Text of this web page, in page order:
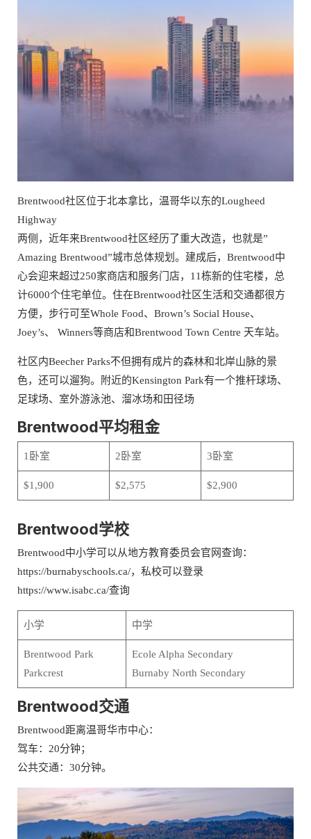
Brentwood社区位于北本拿比，温哥华以东的Lougheed
Highway
两侧，近年来Brentwood社区经历了重大改造，也就是”
Amazing Brentwood”城市总体规划。建成后，Brentwood中
心会迎来超过250家商店和服务门店，11栋新的住宅楼，总
计6000个住宅单位。住在Brentwood社区生活和交通都很方
方便，步行可至Whole Food、Brown’s Social House、
Joey’s、 Winners等商店和Brentwood Town Centre 天车站。
社区内Beecher Parks不但拥有成片的森林和北岸山脉的景
色，还可以遛狗。附近的Kensington Park有一个推杆球场、
足球场、室外游泳池、溜冰场和田径场
Brentwood平均租金
1卧室 2卧室 3卧室
$1,900 $2,575 $2,900
Brentwood学校
Brentwood中小学可以从地方教育委员会官网查询：
https://burnabyschools.ca/，私校可以登录
https://www.isabc.ca/查询
小学 中学
Brentwood Park
Parkcrest
Ecole Alpha Secondary
Burnaby North Secondary
Brentwood交通
Brentwood距离温哥华市中心：
驾车：20分钟；
公共交通：30分钟。